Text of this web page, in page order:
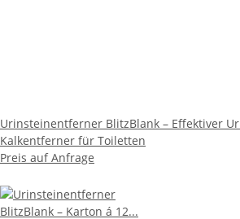
Urinsteinentferner BlitzBlank – Effektiver
Kalkentferner für Toiletten
Preis auf Anfrage